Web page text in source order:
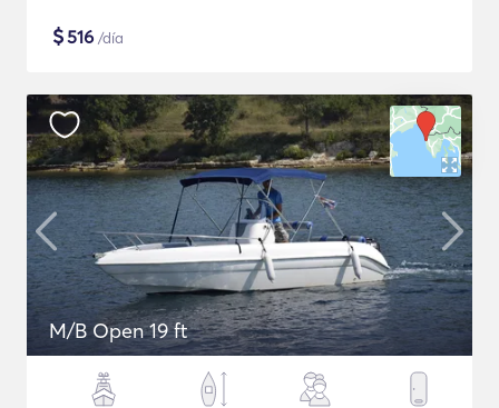
$516 /día
M/B Open 19 ft